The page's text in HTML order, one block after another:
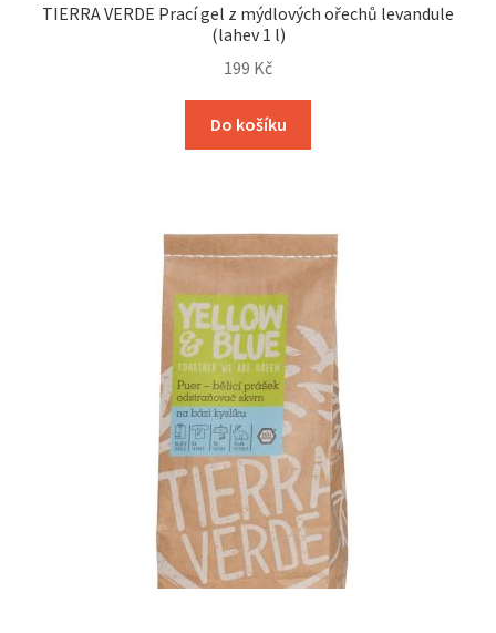
TIERRA VERDE Prací gel z mýdlových ořechů levandule
(lahev 1 l)
199 Kč
Do košíku